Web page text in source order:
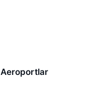
Aeroportlar